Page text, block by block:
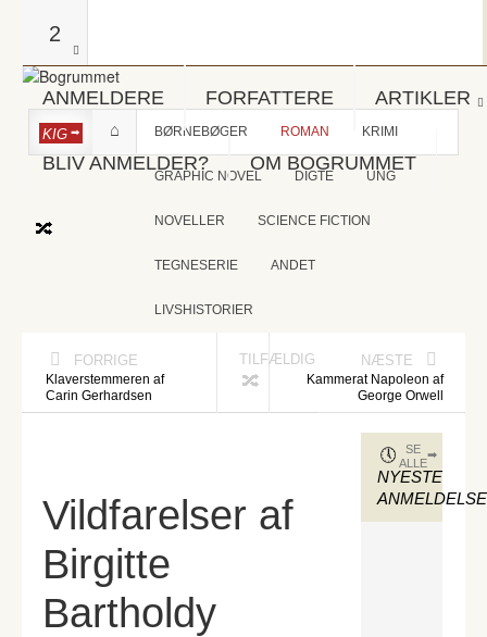
2
ANMELDERE FORFATTERE ARTIKLER
BLIV ANMELDER? OM BOGRUMMET
KIG BØRNEBØGER ROMAN KRIMI
GRAPHIC NOVEL DIGTE UNG
NOVELLER SCIENCE FICTION
TEGNESERIE ANDET
LIVSHISTORIER
FORRIGE
Klaverstemmeren af
Carin Gerhardsen
TILFÆLDIG NÆSTE
Kammerat Napoleon af
George Orwell
Vildfarelser af
Birgitte
Bartholdy
NYESTE
SE
ALLE